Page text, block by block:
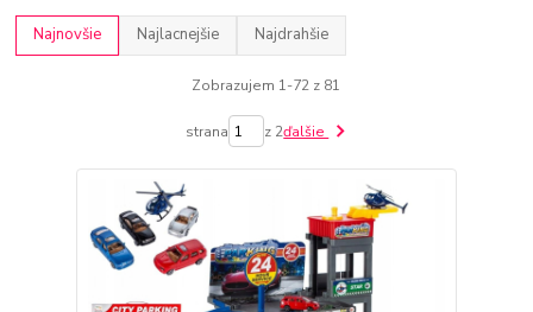
Najnovšie Najlacnejšie Najdrahšie
Zobrazujem 1-72 z 81
strana z 2ďalšie